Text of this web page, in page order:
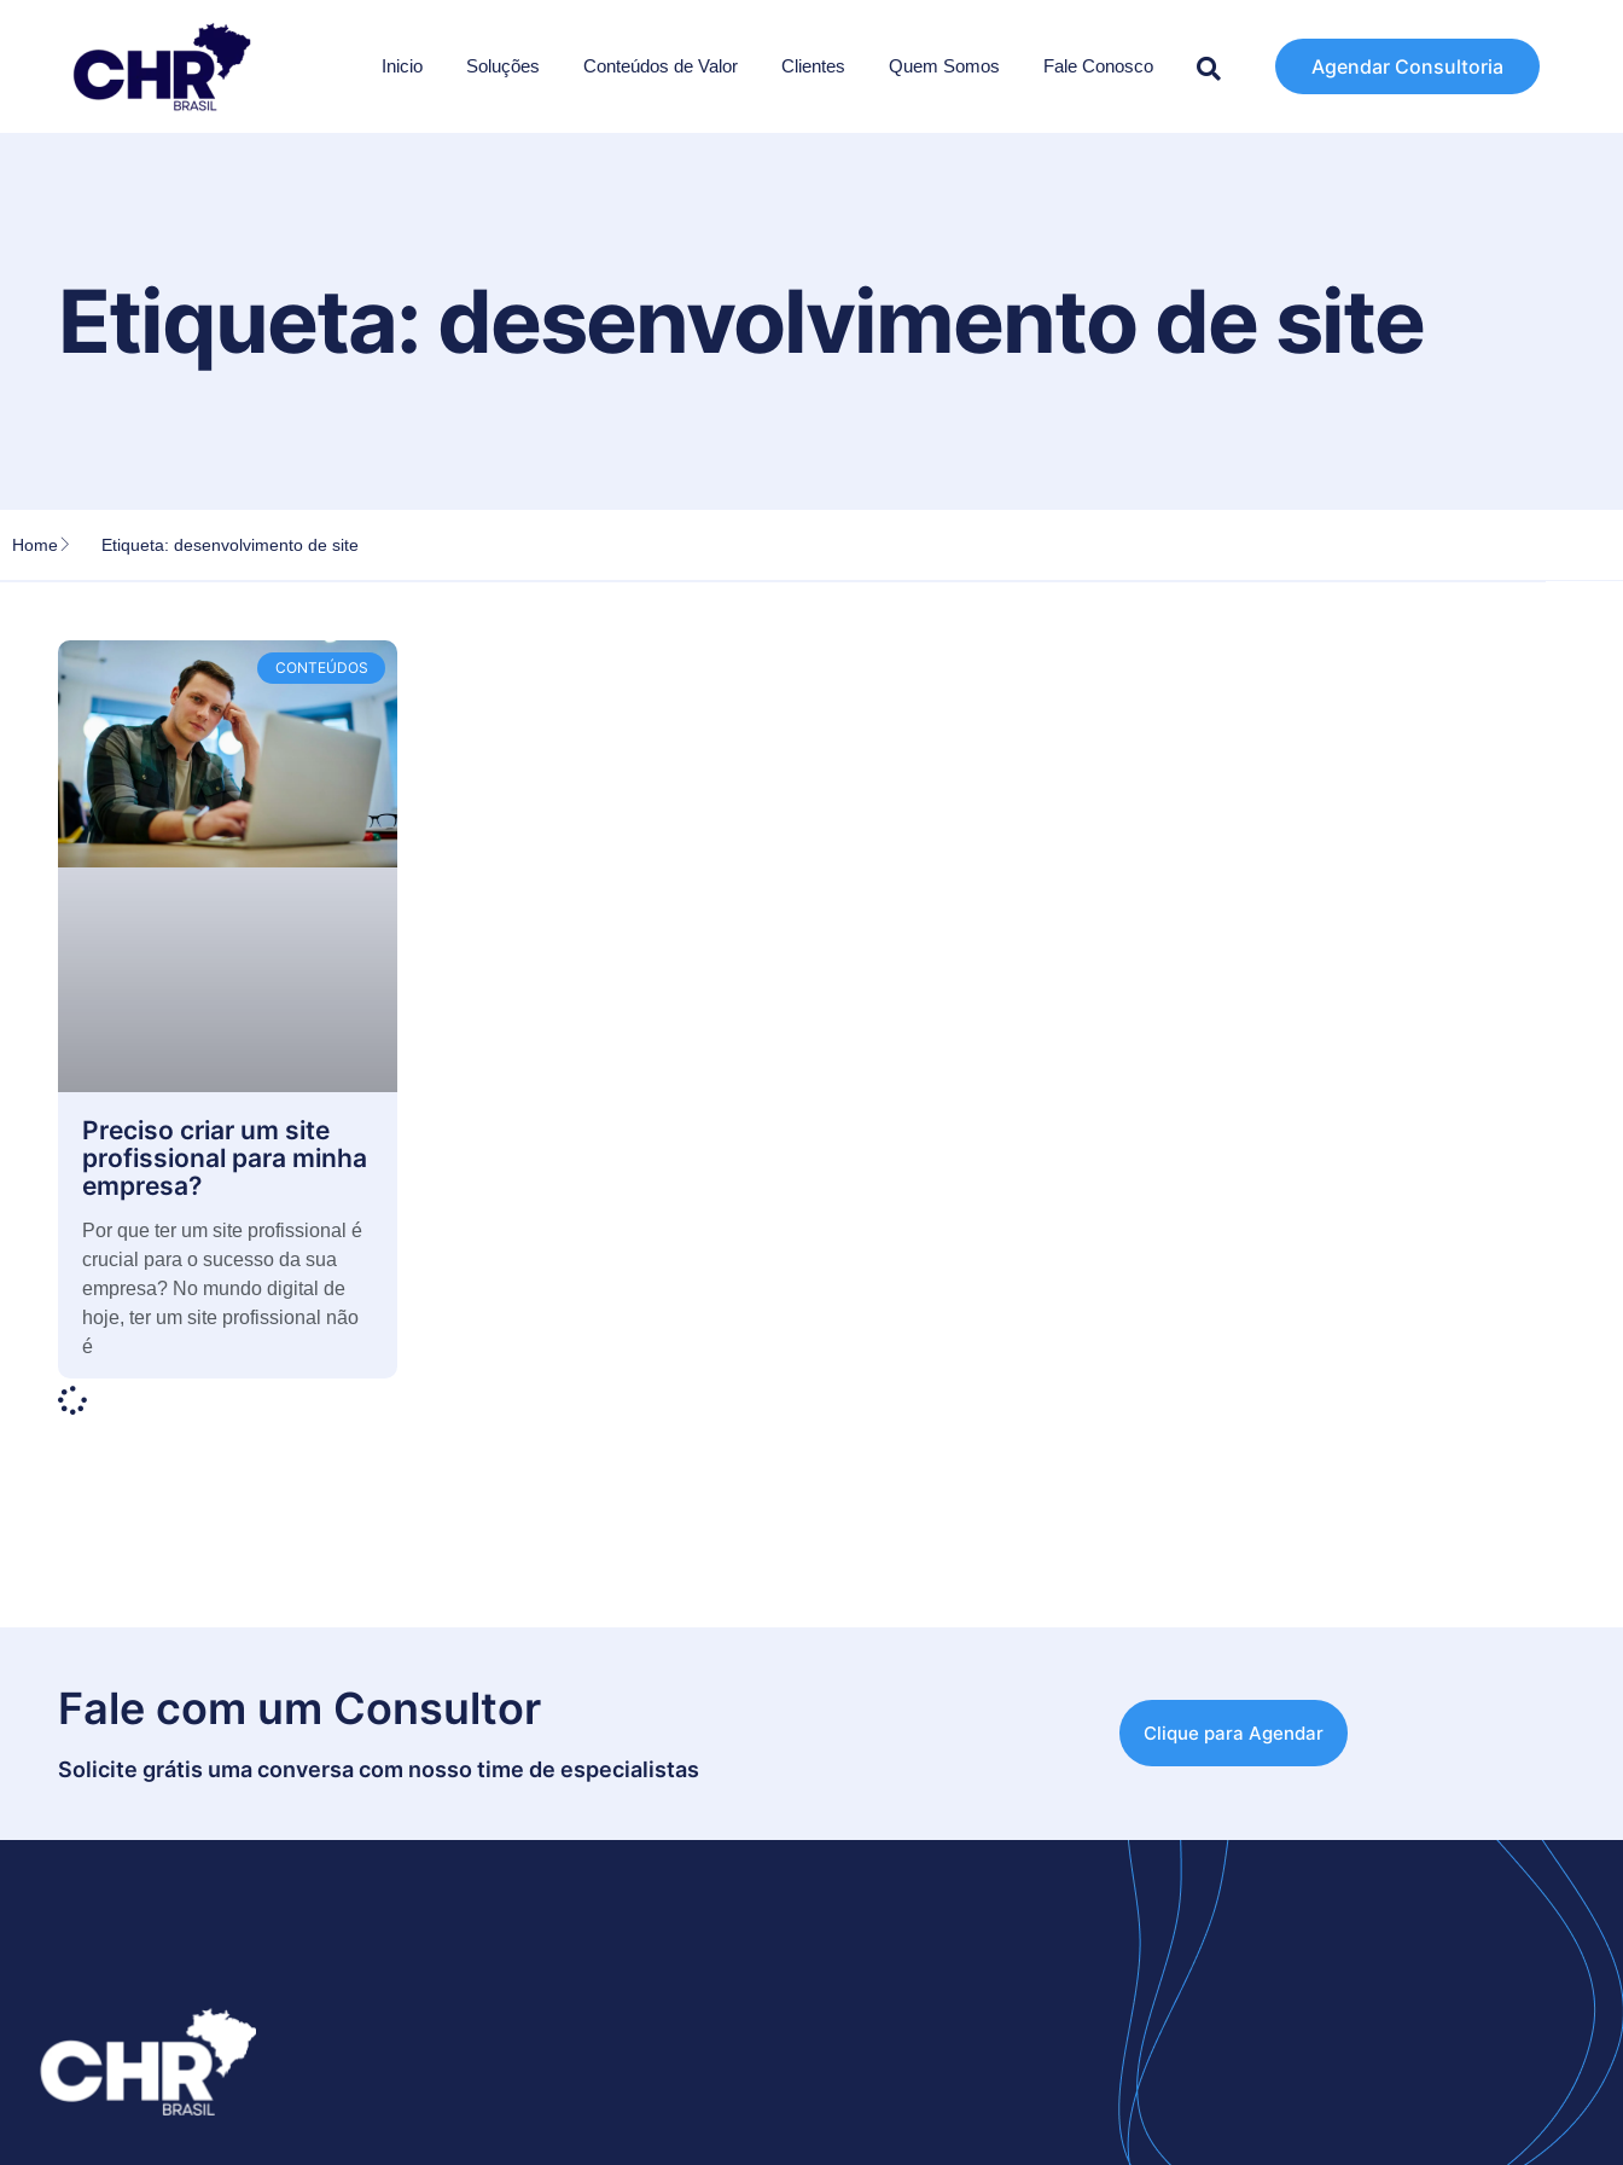
Inicio Soluções Conteúdos de Valor Clientes Quem Somos Fale Conosco Agendar Consultoria
Etiqueta: desenvolvimento de site
Home Etiqueta: desenvolvimento de site
CONTEÚDOS
Preciso criar um site
profissional para minha
empresa?
Por que ter um site profissional é
crucial para o sucesso da sua
empresa? No mundo digital de
hoje, ter um site profissional não
é
Fale com um Consultor
Solicite grátis uma conversa com nosso time de especialistas
Clique para Agendar